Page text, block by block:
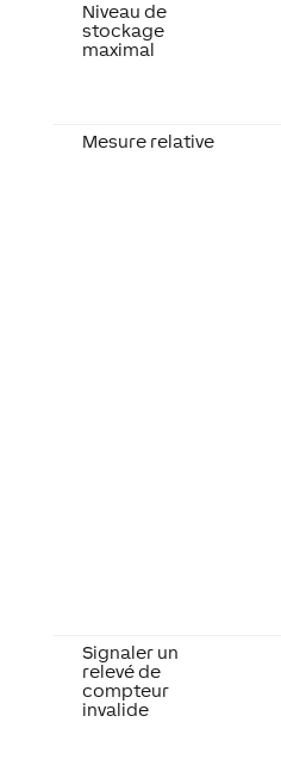
Niveau de
stockage
maximal
Mesure relative
Signaler un
relevé de
compteur
invalide